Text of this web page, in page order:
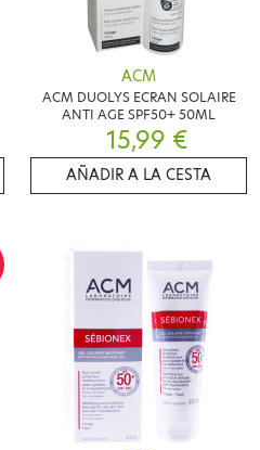
ACM
ACM DUOLYS ECRAN SOLAIRE
ANTI AGE SPF50+ 50ML
15,99 €
AÑADIR A LA CESTA